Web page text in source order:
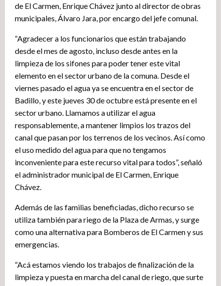
de El Carmen, Enrique Chávez junto al director de obras
municipales, Álvaro Jara, por encargo del jefe comunal.
“Agradecer a los funcionarios que están trabajando
desde el mes de agosto, incluso desde antes en la
limpieza de los sifones para poder tener este vital
elemento en el sector urbano de la comuna. Desde el
viernes pasado el agua ya se encuentra en el sector de
Badillo, y este jueves 30 de octubre está presente en el
sector urbano. Llamamos a utilizar el agua
responsablemente, a mantener limpios los trazos del
canal que pasan por los terrenos de los vecinos. Así como
el uso medido del agua para que no tengamos
inconveniente para este recurso vital para todos”, señaló
el administrador municipal de El Carmen, Enrique
Chávez.
Además de las familias beneficiadas, dicho recurso se
utiliza también para riego de la Plaza de Armas, y surge
como una alternativa para Bomberos de El Carmen y sus
emergencias.
“Acá estamos viendo los trabajos de finalización de la
limpieza y puesta en marcha del canal de riego, que surte